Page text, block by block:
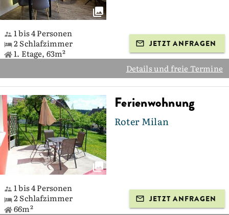
1 bis 4 Personen
2 Schlafzimmer
1. Etage, 63m²
JETZT ANFRAGEN
Details und freie Termine
Ferienwohnung
Roter Milan
1 bis 4 Personen
2 Schlafzimmer
66m²
JETZT ANFRAGEN